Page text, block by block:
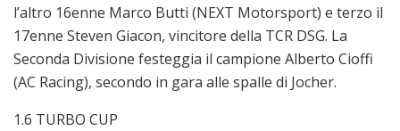
l’altro 16enne Marco Butti (NEXT Motorsport) e terzo il
17enne Steven Giacon, vincitore della TCR DSG. La
Seconda Divisione festeggia il campione Alberto Cioffi
(AC Racing), secondo in gara alle spalle di Jocher.
1.6 TURBO CUP